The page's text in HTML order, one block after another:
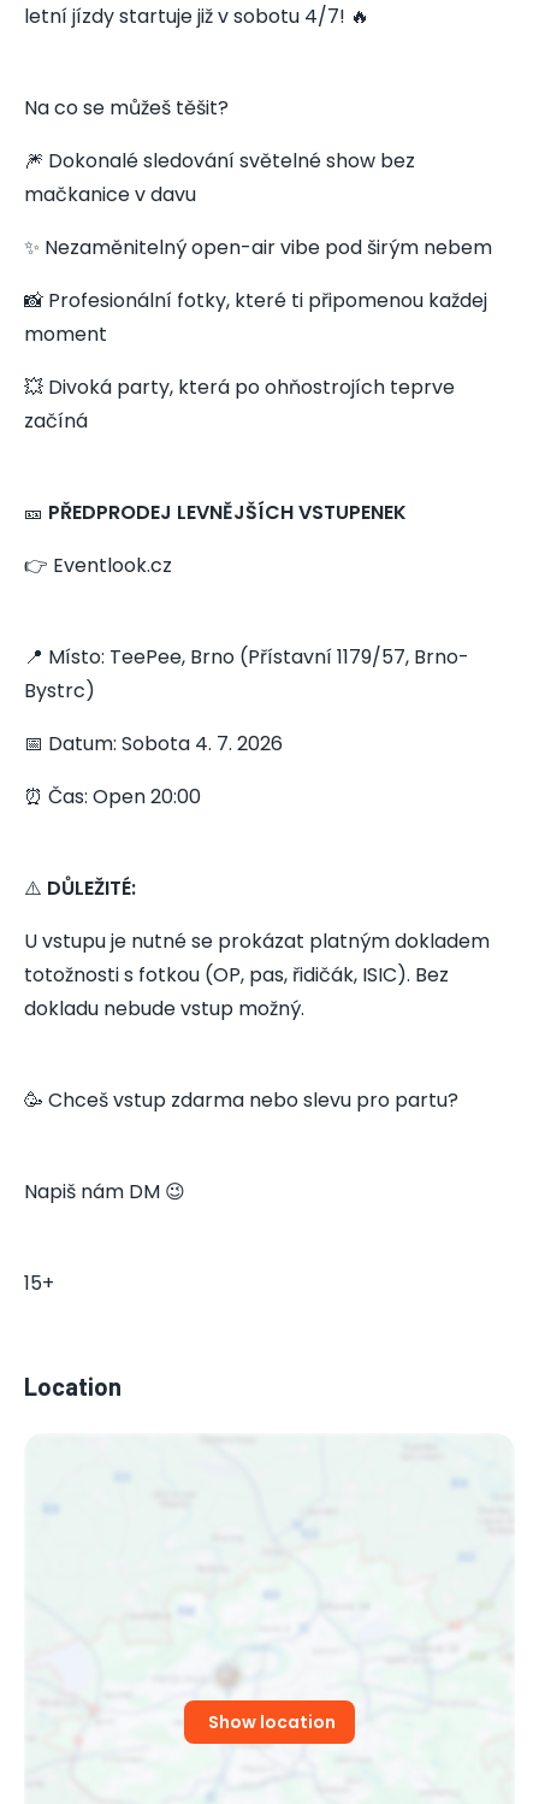
letní jízdy startuje již v sobotu 4/7! 🔥
Na co se můžeš těšit?
🎆 Dokonalé sledování světelné show bez
mačkanice v davu
✨ Nezaměnitelný open-air vibe pod širým nebem
📸 Profesionální fotky, které ti připomenou každej
moment
💥 Divoká party, která po ohňostrojích teprve
začíná
🎫 PŘEDPRODEJ LEVNĚJŠÍCH VSTUPENEK
👉 Eventlook.cz
📍 Místo: TeePee, Brno (Přístavní 1179/57, Brno-
Bystrc)
📅 Datum: Sobota 4. 7. 2026
⏰ Čas: Open 20:00
⚠️ DŮLEŽITÉ:
U vstupu je nutné se prokázat platným dokladem
totožnosti s fotkou (OP, pas, řidičák, ISIC). Bez
dokladu nebude vstup možný.
🥳 Chceš vstup zdarma nebo slevu pro partu?
Napiš nám DM 😉
15+
Location
Show location